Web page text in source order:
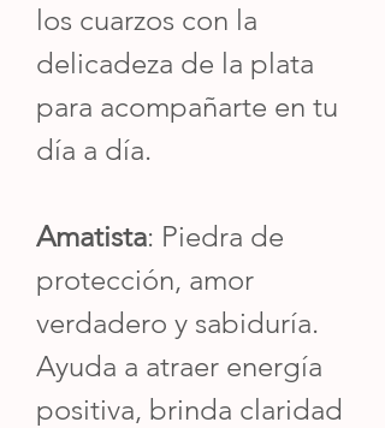
los cuarzos con la
delicadeza de la plata
para acompañarte en tu
día a día.
Amatista: Piedra de
protección, amor
verdadero y sabiduría.
Ayuda a atraer energía
positiva, brinda claridad